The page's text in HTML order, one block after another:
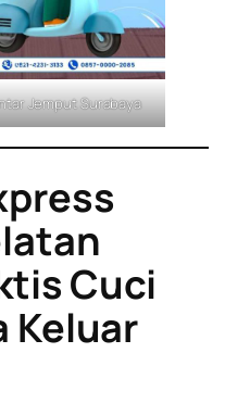
Jemput Surabaya
Cuci
Keluar